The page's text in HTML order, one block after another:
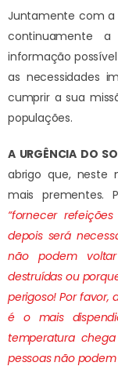
Juntamente com a
continuamente
informação
as necessidades
cumprir a sua
populações.
A URGÊNCIA DO
abrigo que, neste
mais prementes.
“fornecer
depois será
não podem
destruídas ou
perigoso! Por favor,
é o mais
temperatura
pessoas não